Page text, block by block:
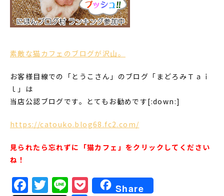
素敵な猫カフェのブログが沢山。
お客様目線での「とうこさん」のブログ「まどろみＴａｉ
ｌ」は
当店公認ブログです。とてもお勧めです[:down:]
https://catouko.blog68.fc2.com/
見られたら忘れずに「猫カフェ」をクリックしてください
ね！
Facebook
Twitter
LinePocket
Share